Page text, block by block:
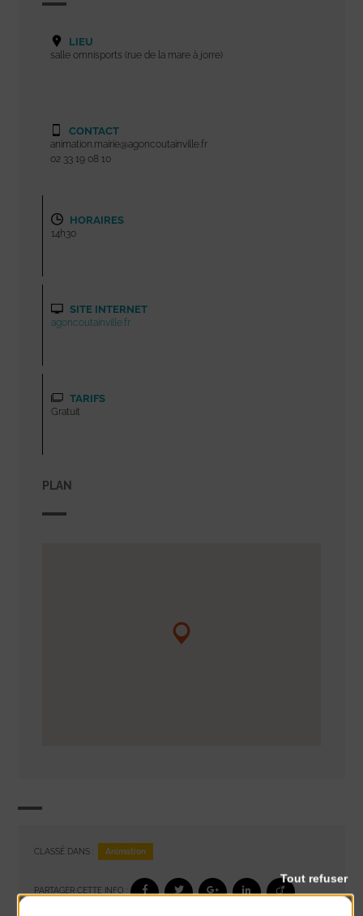
LIEU
salle omnisports (rue de la mare à jorre)
CONTACT
animation.mairie@agoncoutainville.fr
02 33 19 08 10
HORAIRES
14h30
SITE INTERNET
agoncoutainville.fr
TARIFS
Gratuit
PLAN
CLASSÉ DANS : Animation
PARTAGER CETTE INFO :
Tout refuser